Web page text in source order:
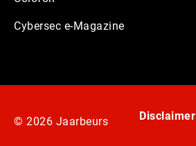
Cybersec e-Magazine
© 2026 Jaarbeurs Disclaimer